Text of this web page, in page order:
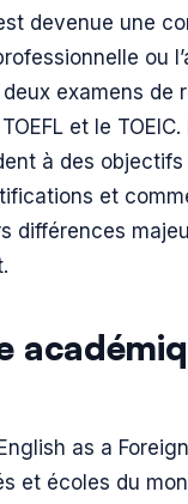
devenue une
ou
examens
et le
à des
et
différences
as a
et écoles du